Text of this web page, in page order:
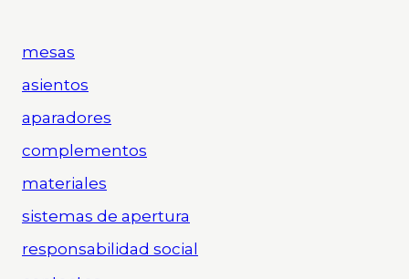
mesas
asientos
aparadores
complementos
materiales
sistemas de apertura
responsabilidad social